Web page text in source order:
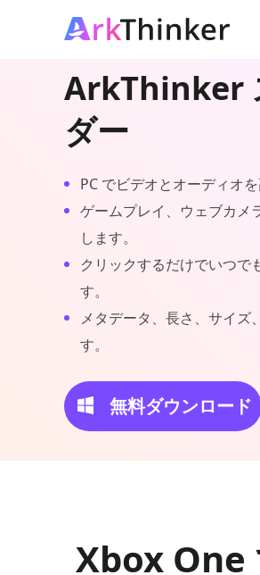
ArkThinker
ダー
PC でビデオとオーディオ
ゲームプレイ、ウェブカメ
します。
クリックするだけでいつで
す。
メタデータ、長さ、サイズ
す。
無料ダウンロード
Xbox One